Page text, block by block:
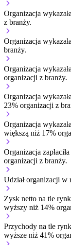
Organizacja
z branży.
Organizacja
branży.
Organizacja
organizacji z branży.
Organizacja
23% organizacji z
Organizacja
większą niż 17%
Organizacja
organizacji z branży.
Udział organizacji w
Zysk netto na tle
wyższy niż 14%
Przychody na tle
wyższe niż 41%